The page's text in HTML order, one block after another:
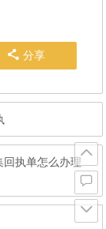
分享
回执单怎么办理